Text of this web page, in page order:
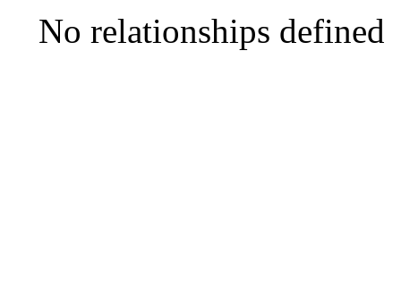
No relationships defined